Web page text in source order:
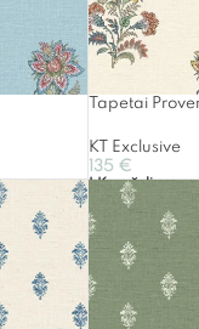
Tapetai
KT Exclusive
135 €
Į Krepšelį